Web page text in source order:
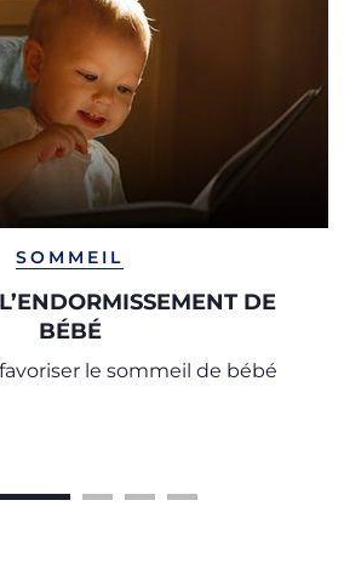
SOMMEIL
DE
BÉBÉ
le sommeil de bébé